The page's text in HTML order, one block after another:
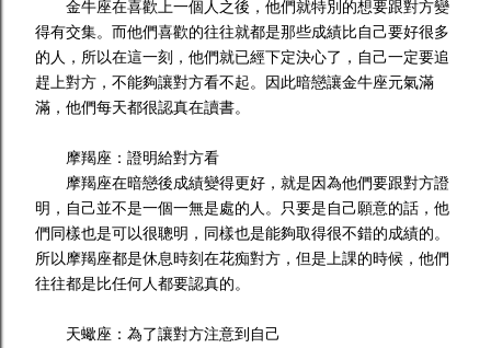
金牛座在喜歡上一個人之後，他們就特別的想要跟對方變
得有交集。而他們喜歡的往往就都是那些成績比自己要好很多
的人，所以在這一刻，他們就已經下定決心了，自己一定要追
趕上對方，不能夠讓對方看不起。因此暗戀讓金牛座元氣滿
滿，他們每天都很認真在讀書。
摩羯座：證明給對方看
摩羯座在暗戀後成績變得更好，就是因為他們要跟對方證
明，自己並不是一個一無是處的人。只要是自己願意的話，他
們同樣也是可以很聰明，同樣也是能夠取得很不錯的成績的。
所以摩羯座都是休息時刻在花痴對方，但是上課的時候，他們
往往都是比任何人都要認真的。
天蠍座：為了讓對方注意到自己